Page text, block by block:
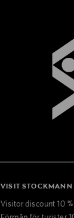
VISIT STOCKMANN
Visitor discount 10 %